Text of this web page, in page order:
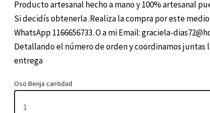
Producto artesanal hecho a mano y 100% artesanal
Si decidís obtenerla .Realiza la compra por este
WhatsApp 1166656733. O a mi Email: graciela-
Detallando el número de orden y coordinamos juntas
entrega
Oso Benja cantidad